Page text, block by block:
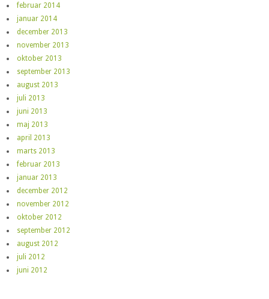
februar 2014
januar 2014
december 2013
november 2013
oktober 2013
september 2013
august 2013
juli 2013
juni 2013
maj 2013
april 2013
marts 2013
februar 2013
januar 2013
december 2012
november 2012
oktober 2012
september 2012
august 2012
juli 2012
juni 2012